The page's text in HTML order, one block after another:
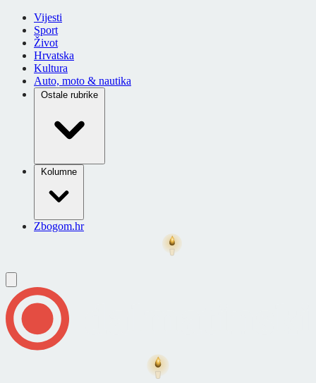
Vijesti
Sport
Život
Hrvatska
Kultura
Auto, moto & nautika
Ostale rubrike
Kolumne
Zbogom.hr